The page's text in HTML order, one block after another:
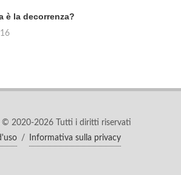
è la decorrenza?
© 2020-2026 Tutti i diritti riservati
/ Informativa sulla privacy